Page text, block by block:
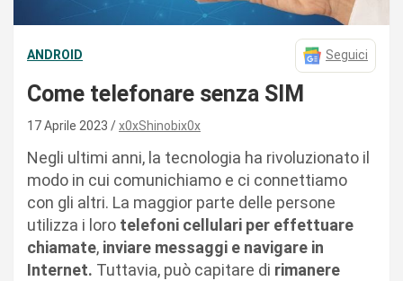
ANDROID Seguici
Come telefonare senza SIM
17 Aprile 2023 x0xShinobix0x
Negli ultimi anni, la tecnologia ha rivoluzionato il
modo in cui comunichiamo e ci connettiamo
con gli altri. La maggior parte delle persone
utilizza i loro telefoni cellulari per effettuare
chiamate, inviare messaggi e navigare in
Internet. Tuttavia, può capitare di rimanere